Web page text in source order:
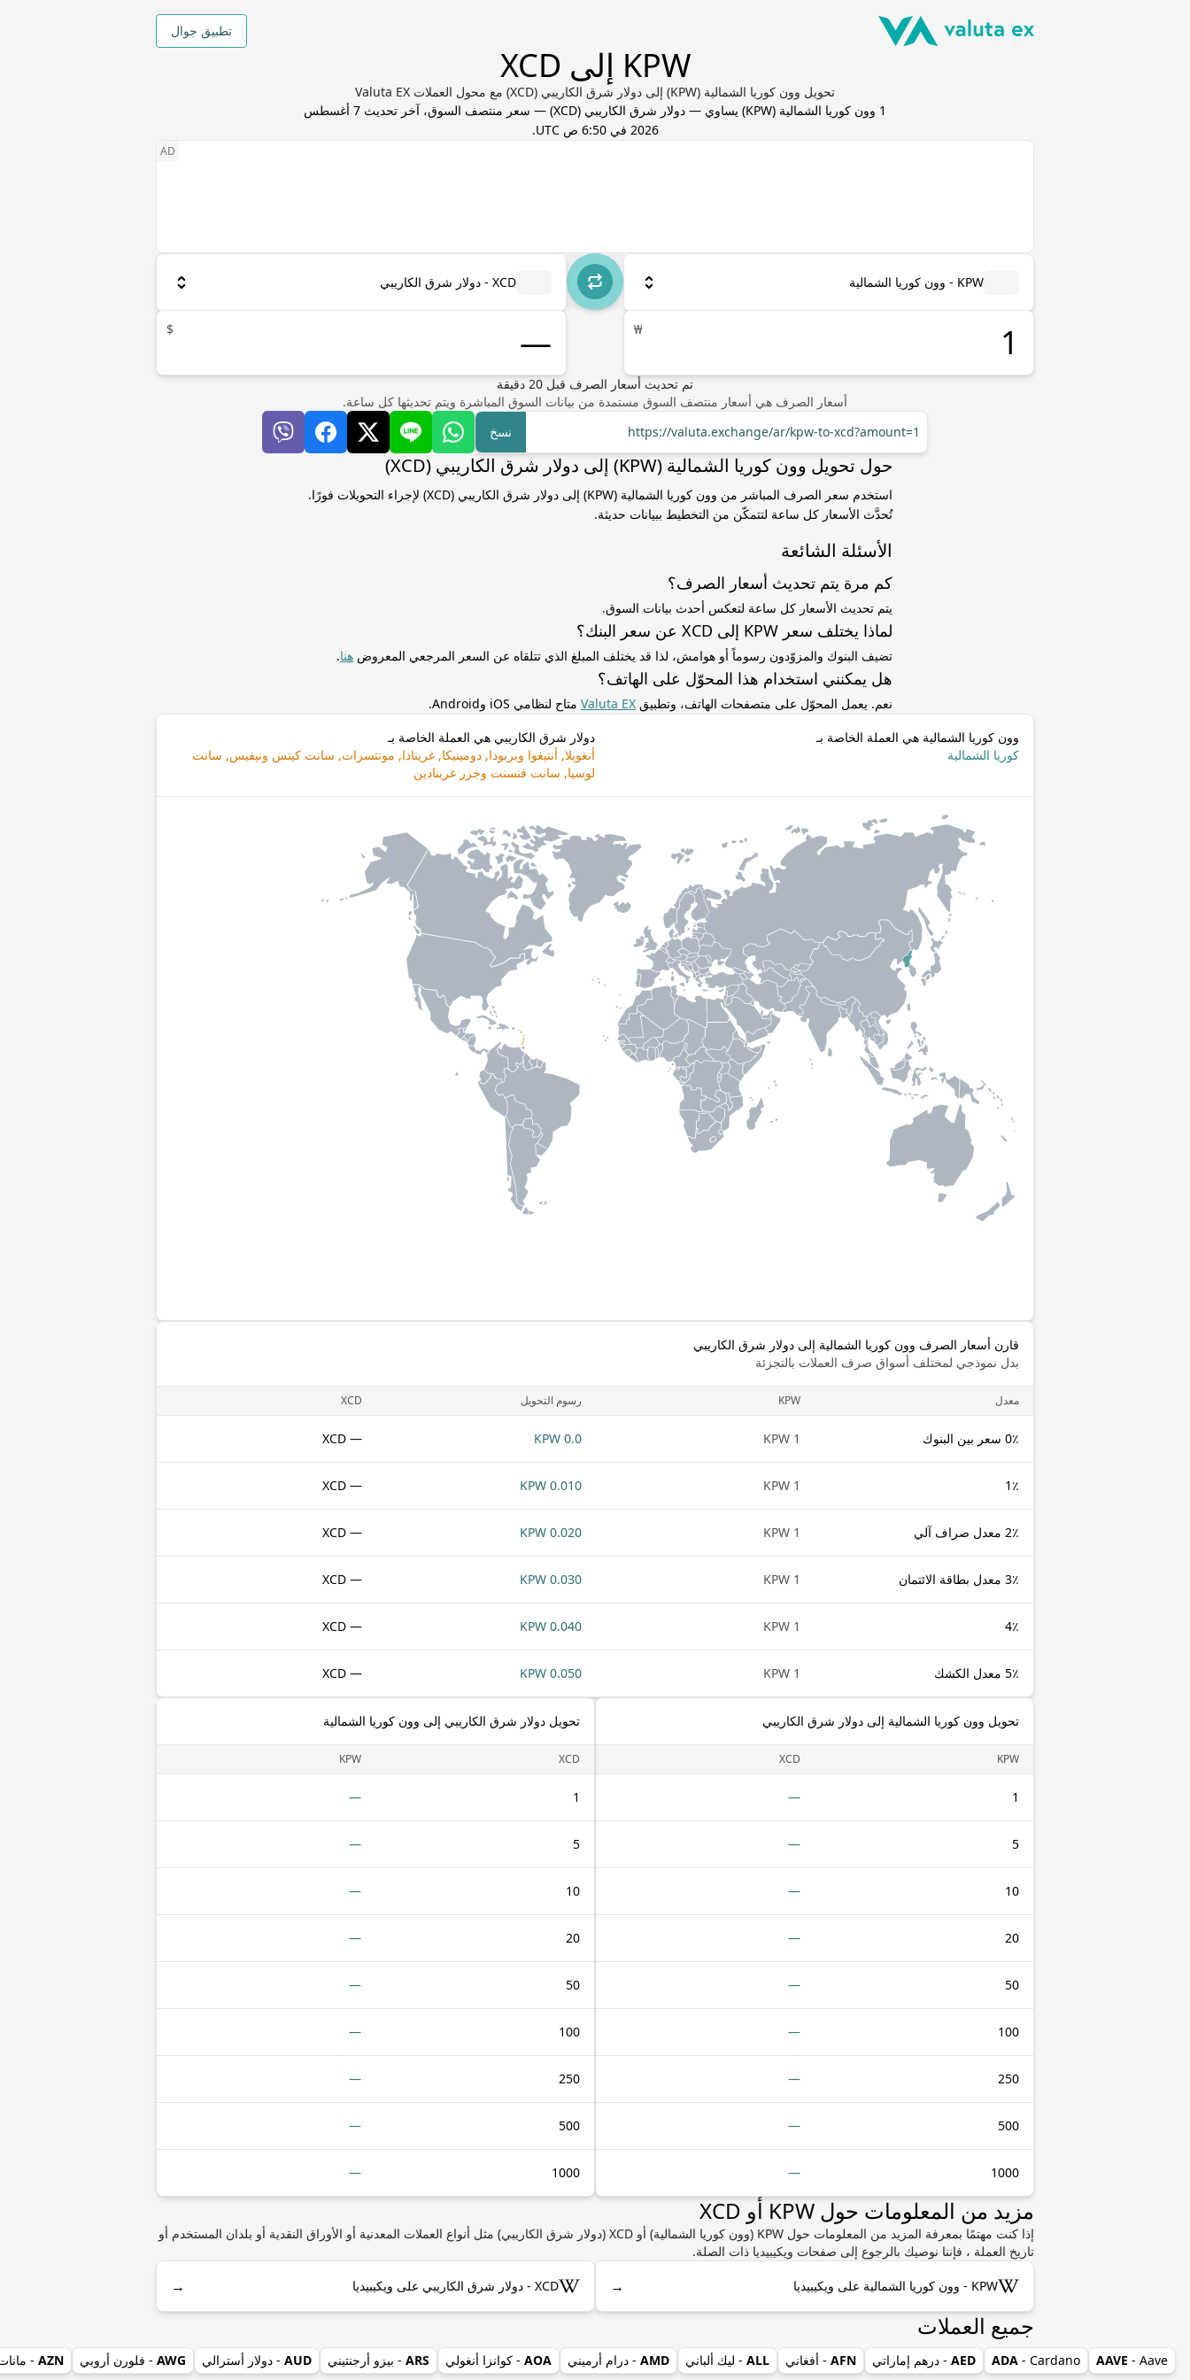
تطبيق جوال
KPW إلى XCD
تحويل وون كوريا الشمالية (KPW) إلى دولار شرق الكاريبي (XCD) مع محول العملات Valuta EX
1 وون كوريا الشمالية (
KPW) يساوي — دولار شرق الكاريبي (
XCD) — سعر منتصف السوق، آخر تحديث
7 أغسطس
2026 في 6:50 ص UTC
.
KPW - وون كوريا الشمالية
₩
XCD - دولار شرق الكاريبي
$
تم تحديث أسعار الصرف قبل 20 دقيقة
أسعار الصرف هي أسعار منتصف السوق مستمدة من بيانات السوق المباشرة ويتم تحديثها كل ساعة.
https://valuta.exchange/ar/kpw-to-xcd?amount=1
نسخ
حول تحويل وون كوريا الشمالية (KPW) إلى دولار شرق الكاريبي (XCD)
استخدم سعر الصرف المباشر من وون كوريا الشمالية (KPW) إلى دولار شرق الكاريبي (XCD) لإجراء التحويلات فورًا.
تُحدَّث الأسعار كل ساعة لتتمكّن من التخطيط ببيانات حديثة.
الأسئلة الشائعة
كم مرة يتم تحديث أسعار الصرف؟
يتم تحديث الأسعار كل ساعة لتعكس أحدث بيانات السوق.
لماذا يختلف سعر KPW إلى XCD عن سعر البنك؟
تضيف البنوك والمزوّدون رسوماً أو هوامش، لذا قد يختلف المبلغ الذي تتلقاه عن السعر المرجعي المعروض هنا.
هل يمكنني استخدام هذا المحوّل على الهاتف؟
نعم. يعمل المحوّل على متصفحات الهاتف، وتطبيق Valuta EX متاح لنظامي iOS وAndroid.
وون كوريا الشمالية هي العملة الخاصة بـ
كوريا الشمالية
دولار شرق الكاريبي هي العملة الخاصة بـ
أنغويلا, أنتيغوا وبربودا, دومينيكا, غرينادا, مونتسرات, سانت كيتس ونيفيس, سانت
لوسيا, سانت فنسنت وجزر غرينادين
قارن أسعار الصرف وون كوريا الشمالية إلى دولار شرق الكاريبي
بدل نموذجي لمختلف أسواق صرف العملات بالتجزئة
معدل KPW رسوم التحويل XCD
0٪ سعر بين البنوك 1 KPW
0.0 KPW
— XCD
1٪ 1 KPW
0.010 KPW
— XCD
2٪ معدل صراف آلي 1 KPW
0.020 KPW
— XCD
3٪ معدل بطاقة الائتمان 1 KPW
0.030 KPW
— XCD
4٪ 1 KPW
0.040 KPW
— XCD
5٪ معدل الكشك 1 KPW
0.050 KPW
— XCD
تحويل وون كوريا الشمالية إلى دولار شرق الكاريبي
KPW
XCD
1
—
5
—
10
—
20
—
50
—
100
—
250
—
500
—
1000
—
تحويل دولار شرق الكاريبي إلى وون كوريا الشمالية
XCD
KPW
1
—
5
—
10
—
20
—
50
—
100
—
250
—
500
—
1000
—
مزيد من المعلومات حول KPW أو XCD
إذا كنت مهتمًا بمعرفة المزيد من المعلومات حول KPW (وون كوريا الشمالية) أو XCD (دولار شرق الكاريبي) مثل أنواع العملات المعدنية أو الأوراق النقدية أو بلدان المستخدم أو
تاريخ العملة ، فإننا نوصيك بالرجوع إلى صفحات ويكيبيديا ذات الصلة.
KPW - وون كوريا الشمالية على ويكيبيديا → XCD - دولار شرق الكاريبي على ويكيبيديا →
جميع العملات
AAVE - Aave
ADA - Cardano
AED - درهم إماراتي AFN - أفغاني ALL - ليك ألباني AMD - درام أرميني AOA - كوانزا أنغولي ARS - بيزو أرجنتيني AUD - دولار أسترالي AWG - فلورن أروبي AZN
-